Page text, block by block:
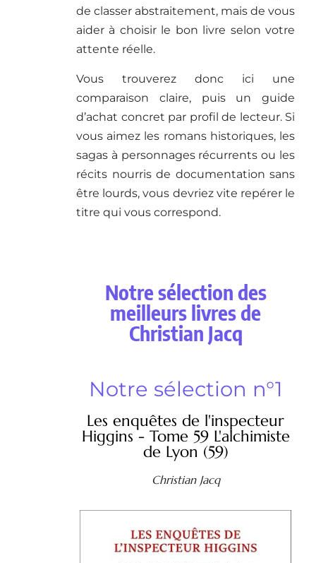
de classer abstraitement, mais de vous
aider à choisir le bon livre selon votre
attente réelle.
Vous trouverez donc ici une
comparaison claire, puis un guide
d’achat concret par profil de lecteur. Si
vous aimez les romans historiques, les
sagas à personnages récurrents ou les
récits nourris de documentation sans
être lourds, vous devriez vite repérer le
titre qui vous correspond.
Notre sélection des
meilleurs livres de
Christian Jacq
Notre sélection n°1
Les enquêtes de l'inspecteur
Higgins - Tome 59 L'alchimiste
de Lyon (59)
Christian Jacq